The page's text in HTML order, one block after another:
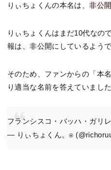
りぃちょくんの本名は、非公
りぃちょくんはまだ10代なの
報は、非公開にしているようで
そのため、ファンからの「本
り適当な名前を答えていまし
フランシスコ・バッハ・ガリ
— りぃちょくん。⍟